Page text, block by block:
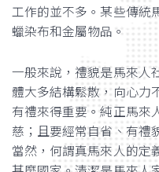
工作的並不多。某些傳統
蠟染布和金屬物品。
一般來說，禮貌是馬來人
體大多結構鬆散，向心力
有禮來得重要。純正馬來
慈；且要經常自省、有禮
當然，何謂真馬來人的定